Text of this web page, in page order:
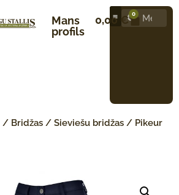
Mans
profils
0,00 € 0
/ Bridžas / Sieviešu bridžas / Pikeur